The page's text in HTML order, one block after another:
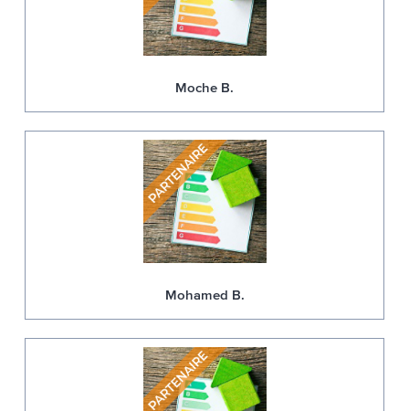
Moche B.
Mohamed B.